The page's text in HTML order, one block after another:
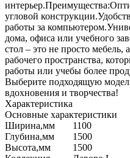
угловой
работы за
дома, офиса или учебного
стол – это не просто
рабочего пространства,
работы или учебы более
Выберите подходящую
вдохновения и творчества!
Характеристика
Основные характеристики
Ширина,мм
1100
Глубина,мм
1500
Высота,мм
1500